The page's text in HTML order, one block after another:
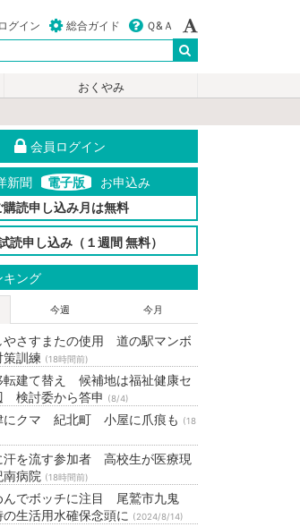
ログイン 総合ガイド Ｑ&Ａ
おくやみ
会員ログイン
新聞 電子版
お申込み
購読申し込み月は無料
読申し込み（１週間 無料）
キング
今週 今月
やさすまたの使用 道の駅マンボ
策訓練 (18時間前)
転建て替え 候補地は福祉健康セ
検討委から答申
(8/4)
にクマ 紀北町 小屋に爪痕も
(18
汗を流す参加者 高校生が医療現
病院 (18時間前)
んでボッチに注目 尾鷲市九鬼
生活用水確保念頭に
(2024/8/14)